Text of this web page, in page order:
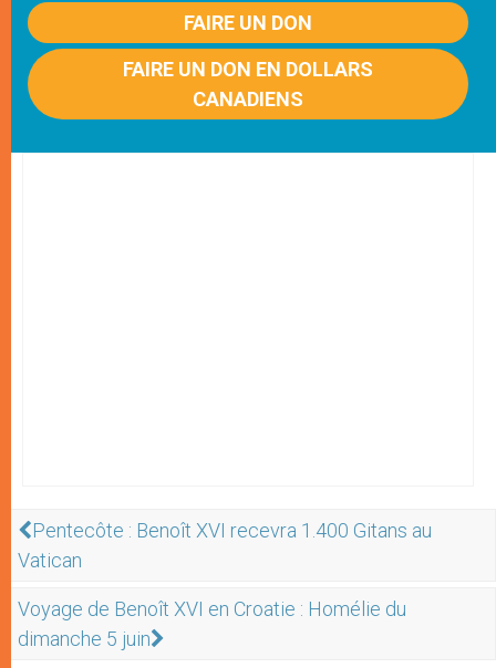
FAIRE UN DON
FAIRE UN DON EN DOLLARS
CANADIENS
Pentecôte : Benoît XVI recevra 1.400 Gitans au
Vatican
Voyage de Benoît XVI en Croatie : Homélie du
dimanche 5 juin